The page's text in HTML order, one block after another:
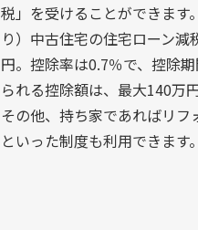
税」を受けることができま
り）中古住宅の住宅ローン
円。控除率は0.7％で、控除
られる控除額は、最大140万
その他、持ち家であればリ
といった制度も利用できます。